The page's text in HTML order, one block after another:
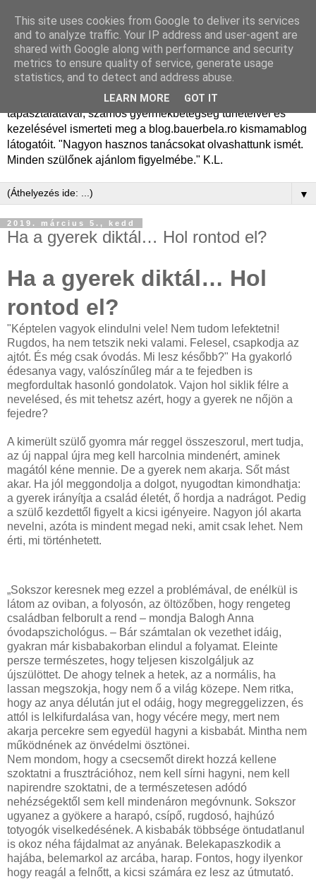
Dr. Bauer Béla Ph.D.
gyermekgyógyász
Dr. Bauer Béla Ph.D. gyermekgyógyász főorvos, 50 éves
tapasztalatával, számos gyermekbetegség tüneteivel és
kezelésével ismerteti meg a blog.bauerbela.ro kismamablog
látogatóit. "Nagyon hasznos tanácsokat olvashattunk ismét.
Minden szülőnek ajánlom figyelmébe." K.L.
▼
2019. március 5., kedd
Ha a gyerek diktál… Hol rontod el?
Ha a gyerek diktál… Hol
rontod el?
"Képtelen vagyok elindulni vele! Nem tudom lefektetni!
Rugdos, ha nem tetszik neki valami. Felesel, csapkodja az
ajtót. És még csak óvodás. Mi lesz később?" Ha gyakorló
édesanya vagy, valószínűleg már a te fejedben is
megfordultak hasonló gondolatok. Vajon hol siklik félre a
nevelésed, és mit tehetsz azért, hogy a gyerek ne nőjön a
fejedre?
A kimerült szülő gyomra már reggel összeszorul, mert tudja,
az új nappal újra meg kell harcolnia mindenért, aminek
magától kéne mennie. De a gyerek nem akarja. Sőt mást
akar. Ha jól meggondolja a dolgot, nyugodtan kimondhatja:
a gyerek irányítja a család életét, ő hordja a nadrágot. Pedig
a szülő kezdettől figyelt a kicsi igényeire. Nagyon jól akarta
nevelni, azóta is mindent megad neki, amit csak lehet. Nem
érti, mi történhetett.
„Sokszor keresnek meg ezzel a problémával, de enélkül is
látom az oviban, a folyosón, az öltözőben, hogy rengeteg
családban felborult a rend – mondja Balogh Anna
óvodapszichológus. – Bár számtalan ok vezethet idáig,
gyakran már kisbabakorban elindul a folyamat. Eleinte
persze természetes, hogy teljesen kiszolgáljuk az
újszülöttet. De ahogy telnek a hetek, az a normális, ha
lassan megszokja, hogy nem ő a világ közepe. Nem ritka,
hogy az anya délután jut el odáig, hogy megreggelizzen, és
attól is lelkifurdalása van, hogy vécére megy, mert nem
akarja percekre sem egyedül hagyni a kisbabát. Mintha nem
működnének az önvédelmi ösztönei.
Nem mondom, hogy a csecsemőt direkt hozzá kellene
szoktatni a frusztrációhoz, nem kell sírni hagyni, nem kell
napirendre szoktatni, de a természetesen adódó
nehézségektől sem kell mindenáron megóvnunk. Sokszor
ugyanez a gyökere a harapó, csípő, rugdosó, hajhúzó
totyogók viselkedésének. A kisbabák többsége öntudatlanul
is okoz néha fájdalmat az anyának. Belekapaszkodik a
hajába, belemarkol az arcába, harap. Fontos, hogy ilyenkor
hogy reagál a felnőtt, a kicsi számára ez lesz az útmutató.
This site uses cookies from Google to deliver its services
and to analyze traffic. Your IP address and user-agent are
shared with Google along with performance and security
metrics to ensure quality of service, generate usage
statistics, and to detect and address abuse.
LEARN MORE GOT IT